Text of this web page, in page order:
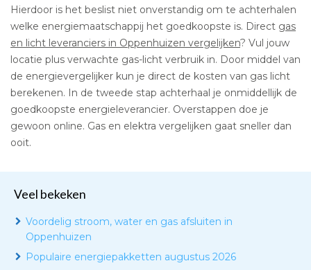
Hierdoor is het beslist niet onverstandig om te achterhalen
welke energiemaatschappij het goedkoopste is. Direct gas
en licht leveranciers in Oppenhuizen vergelijken? Vul jouw
locatie plus verwachte gas-licht verbruik in. Door middel van
de energievergelijker kun je direct de kosten van gas licht
berekenen. In de tweede stap achterhaal je onmiddellijk de
goedkoopste energieleverancier. Overstappen doe je
gewoon online. Gas en elektra vergelijken gaat sneller dan
ooit.
Veel bekeken
Voordelig stroom, water en gas afsluiten in
Oppenhuizen
Populaire energiepakketten augustus 2026